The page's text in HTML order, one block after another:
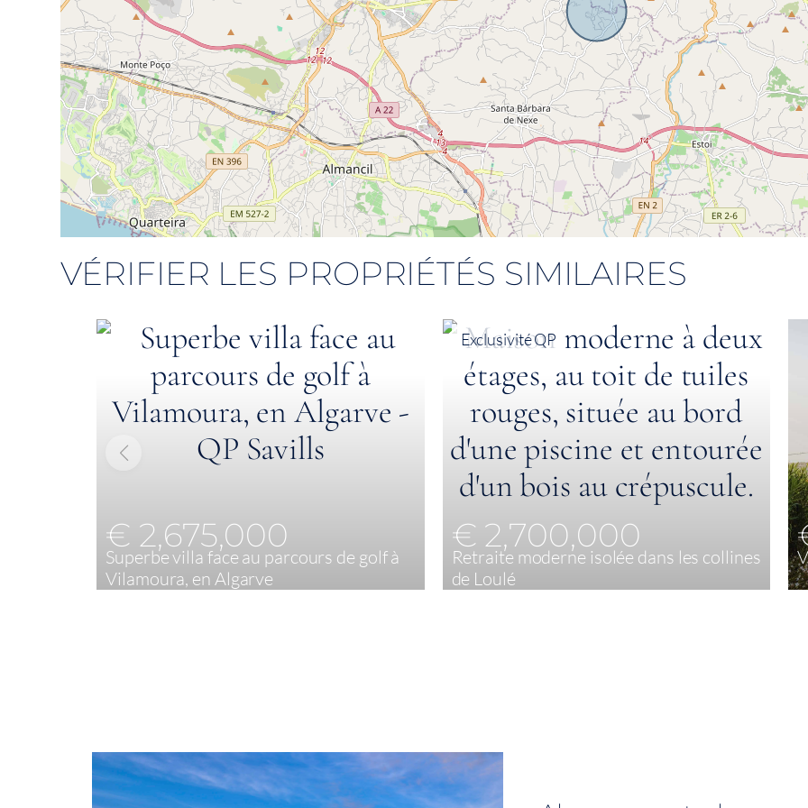
VÉRIFIER LES PROPRIÉTÉS SIMILAIRES
€ 2,675,000
Superbe villa face au parcours de golf à
Vilamoura, en Algarve
€ 2,700,000
Retraite moderne isolée dans les collines
de Loulé
Exclusivité QP